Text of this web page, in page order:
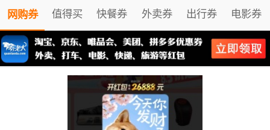
网购券 值得买 快餐券 外卖券 出行券 电影券